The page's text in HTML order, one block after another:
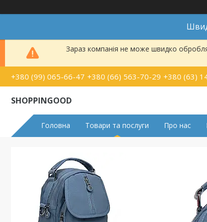
Зараз компанія не може швидко
+380 (99) 065-66-47 +380 (66) 563-70-29 +380 (63)
SHOPPINGOOD
Головна Товари та послуги Про нас